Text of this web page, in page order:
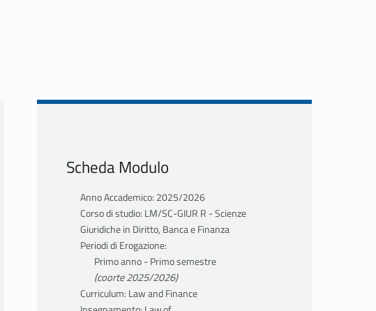
Scheda Modulo
Anno Accademico: 2025/2026
Corso di studio: LM/SC-GIUR R - Scienze
Giuridiche in Diritto, Banca e Finanza
Periodi di Erogazione:
Primo anno - Primo semestre
(coorte 2025/2026)
Curriculum: Law and Finance